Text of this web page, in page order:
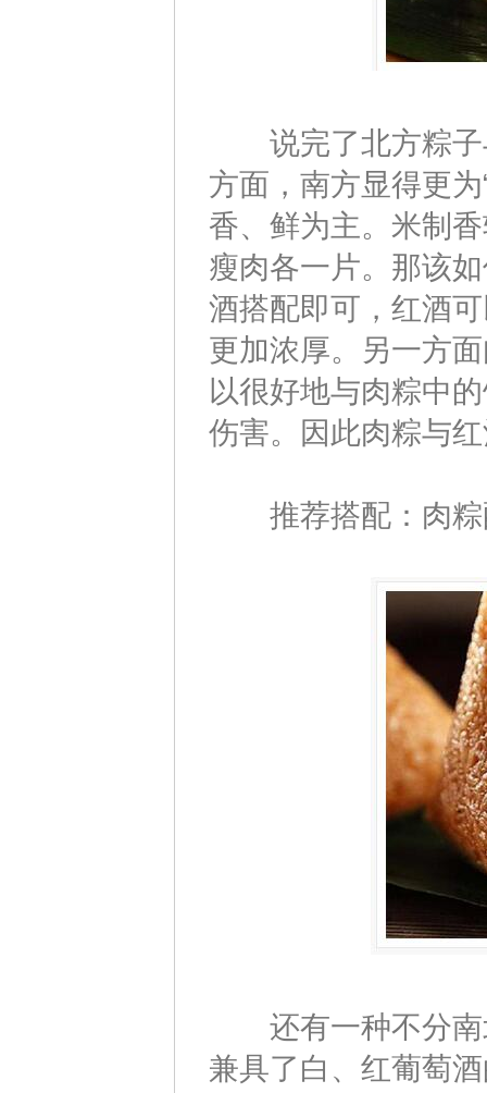
说完了北方粽子
方面，南方显得更
香、鲜为主。米制
瘦肉各一片。那该
酒搭配即可，红酒
更加浓厚。另一方
以很好地与肉粽中
伤害。因此肉粽与
推荐搭配：肉粽
还有一种不分南
兼具了白、红葡萄